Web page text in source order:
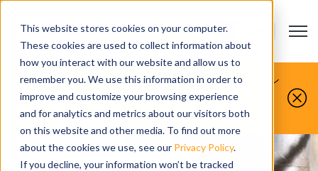
This website stores cookies on your computer.
These cookies are used to collect information about
how you interact with our website and allow us to
remember you. We use this information in order to
improve and customize your browsing experience
and for analytics and metrics about our visitors both
on this website and other media. To find out more
about the cookies we use, see our Privacy Policy.
If you decline, your information won’t be tracked
Open
お問い合わせ Show
お客様が製造するものを、私たちがシミュレーシ
ョンします。
今すぐ無料デモをお申し込みください。